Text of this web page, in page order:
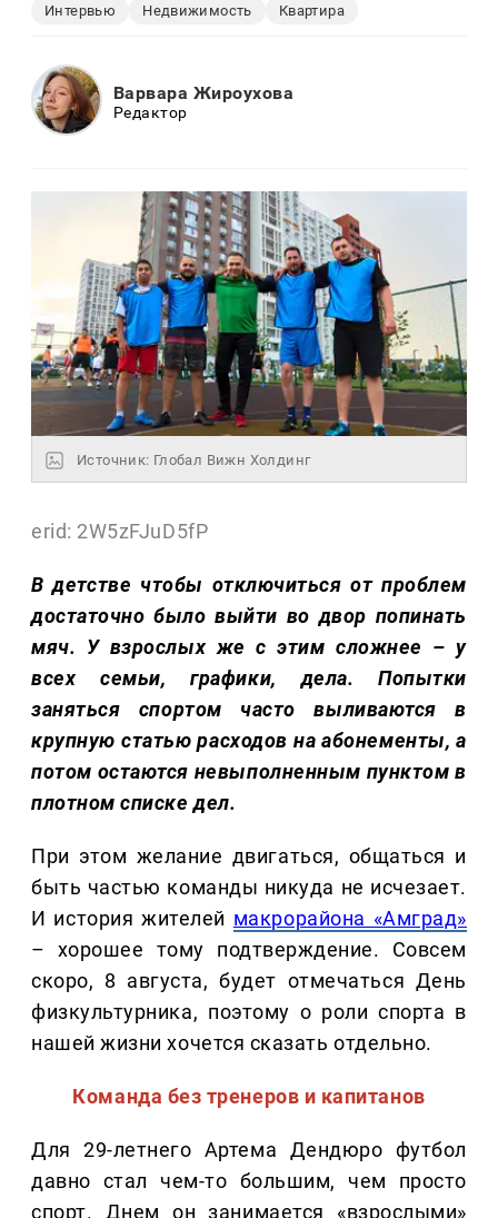
Интервью Недвижимость Квартира
Варвара Жироухова
Редактор
Источник: Глобал Вижн Холдинг
erid: 2W5zFJuD5fP
В детстве чтобы отключиться от проблем
достаточно было выйти во двор попинать
мяч. У взрослых же с этим сложнее – у
всех семьи, графики, дела. Попытки
заняться спортом часто выливаются в
крупную статью расходов на абонементы, а
потом остаются невыполненным пунктом в
плотном списке дел.
При этом желание двигаться, общаться и
быть частью команды никуда не исчезает.
И история жителей макрорайона «Амград»
– хорошее тому подтверждение. Совсем
скоро, 8 августа, будет отмечаться День
физкультурника, поэтому о роли спорта в
нашей жизни хочется сказать отдельно.
Команда без тренеров и капитанов
Для 29-летнего Артема Дендюро футбол
давно стал чем-то большим, чем просто
спорт. Днем он занимается «взрослыми»